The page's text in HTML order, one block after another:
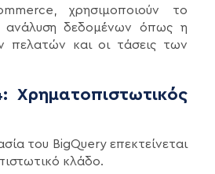
χρησιμοποιούν το
ανάλυση δεδομένων όπως η
πελατών και οι τάσεις των
του BigQuery επεκτείνεται
κλάδο.